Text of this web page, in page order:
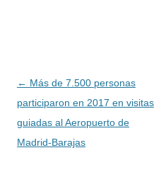
Navegación
de
entradas
← Más de 7.500 personas
participaron en 2017 en visitas
guiadas al Aeropuerto de
Madrid-Barajas